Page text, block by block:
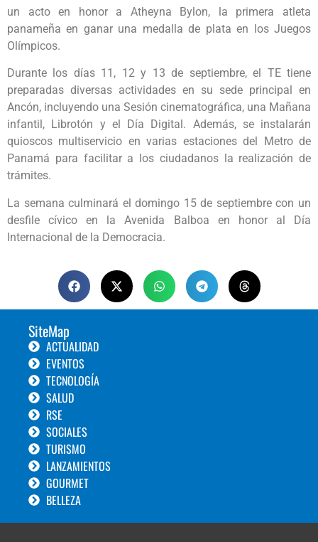
un acto en honor a Atheyna Bylon, la primera atleta
panameña en ganar una medalla de plata en los Juegos
Olímpicos.
Durante los días 11, 12 y 13 de septiembre, el TE tiene
preparadas diversas actividades en su sede principal en
Ancón, incluyendo una Sesión cinematográfica, una Mañana
infantil, Librotón y el Día Digital. Además, se instalarán
quioscos multiservicio en varias estaciones del Metro de
Panamá para facilitar a los ciudadanos la realización de
trámites.
La semana culminará el domingo 15 de septiembre con un
desfile cívico en la Avenida Balboa en honor al Día
Internacional de la Democracia.
SiteMap
ACTUALIDAD
EVENTOS
TECNOLOGÍA
SALUD
RSE
SOCIALES
TURISMO
LANZAMIENTOS
GOURMET
BELLEZA